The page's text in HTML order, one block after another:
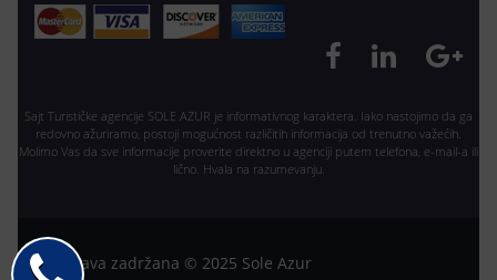
Sajt Turističke agencije SOLE AZUR je informativnog karaktera. Iako nastojimo da ga
redovno ažuriramo, postoji mogućnost različitih informacija od trenutno važećih.
Molimo Vas da sve informacije proverite direktno u agenciji putem telefona, e-mail-a ili
lično. Hvala na razumevanju.
Sva prava zadržana © 2025 Sole Azur